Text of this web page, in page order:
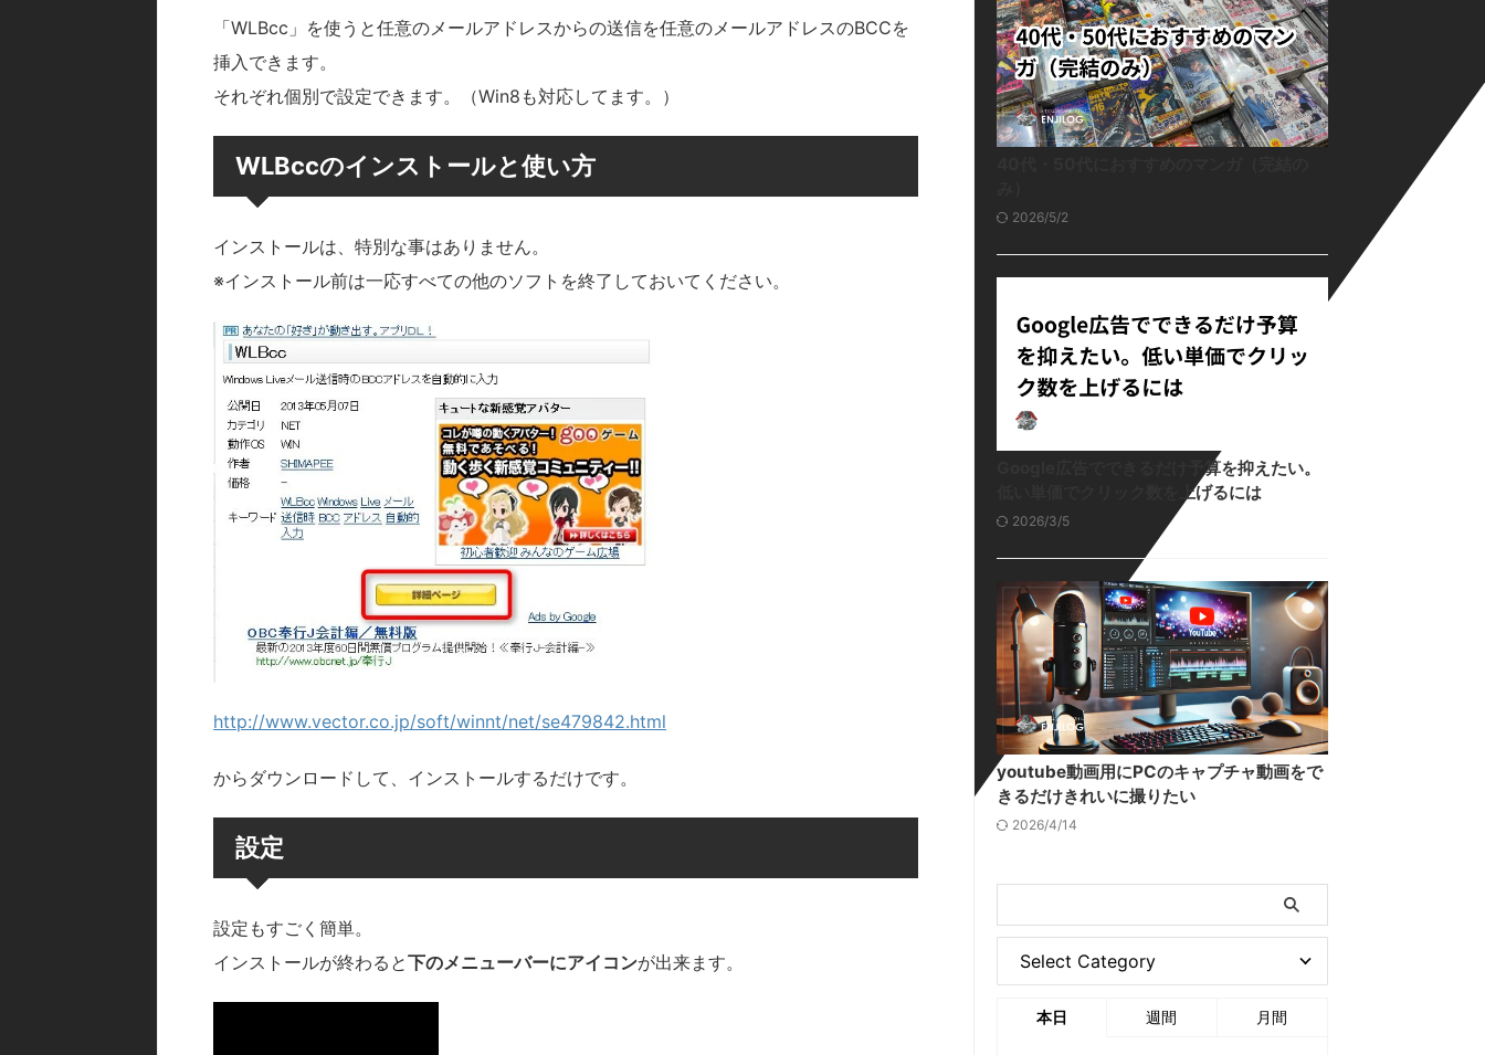
「WLBcc」を使うと任意のメールアドレスからの送信を任意のメールアドレスのBCCを
挿入できます。
それぞれ個別で設定できます。（Win8も対応してます。）
WLBccのインストールと使い方
インストールは、特別な事はありません。
※インストール前は一応すべての他のソフトを終了しておいてください。
http://www.vector.co.jp/soft/winnt/net/se479842.html
からダウンロードして、インストールするだけです。
設定
設定もすごく簡単。
インストールが終わると下のメニューバーにアイコンが出来ます。
2026/5/2
Google広告でできるだけ予算を抑えたい。
低い単価でクリック数を上げるには
2026/3/5
youtube動画用にPCのキャプチャ動画をで
きるだけきれいに撮りたい
2026/4/14
本日 週間 月間